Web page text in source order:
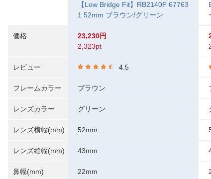
価格
レビュー
フレームカラー
レンズカラー
レンズ横幅(mm)
レンズ縦幅(mm)
鼻幅(mm)
【Low Bridge Fit】RB2140F 67763
1 52mm ブラウン/グリーン
23,230円
2,323pt
4.5
ブラウン
グリーン
52mm
43mm
22mm